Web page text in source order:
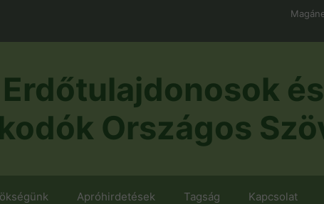
és
Országos
Apróhirdetések Tagság Kapcsolat